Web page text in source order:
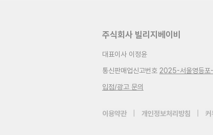
주식회사 빌리지베이비
대표이사 이정윤
통신판매업신고번호 2025-서울영등
입점/광고 문의
이용약관 개인정보처리방침 커